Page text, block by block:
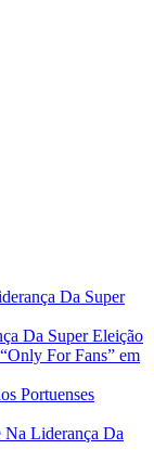
Da Super
Da Super Eleição
For Fans” em
Portuenses
Liderança Da